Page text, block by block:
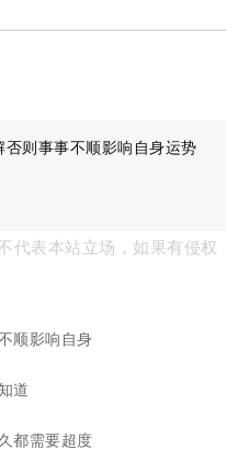
则事事不顺影响自身运势
代表本站立场，如果有侵权
顺影响自身
道
都需要超度